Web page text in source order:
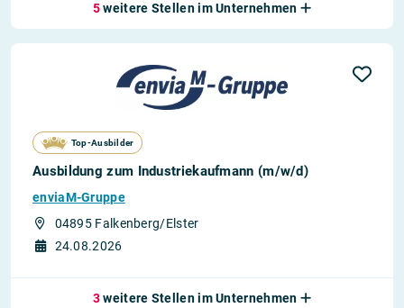
5weitere Stellen im Unternehmen
Top-Ausbilder
Ausbildung zum Industriekaufmann (m/w/d)
enviaM-Gruppe
04895 Falkenberg/Elster
24.08.2026
3weitere Stellen im Unternehmen